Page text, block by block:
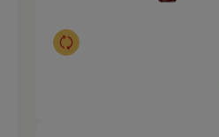
Auswahl ändern